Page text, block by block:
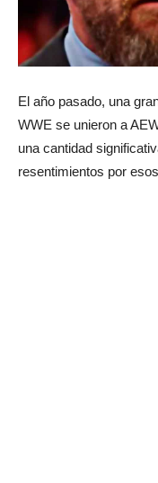
El año pasado, una
WWE se unieron a
una cantidad
resentimientos por